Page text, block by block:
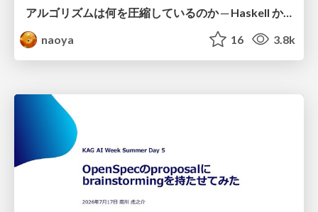
アルゴリズムは何を圧縮しているのか ─ Haskell から育った「圧縮代数」というメンタルモデル
naoya
16 3.8k